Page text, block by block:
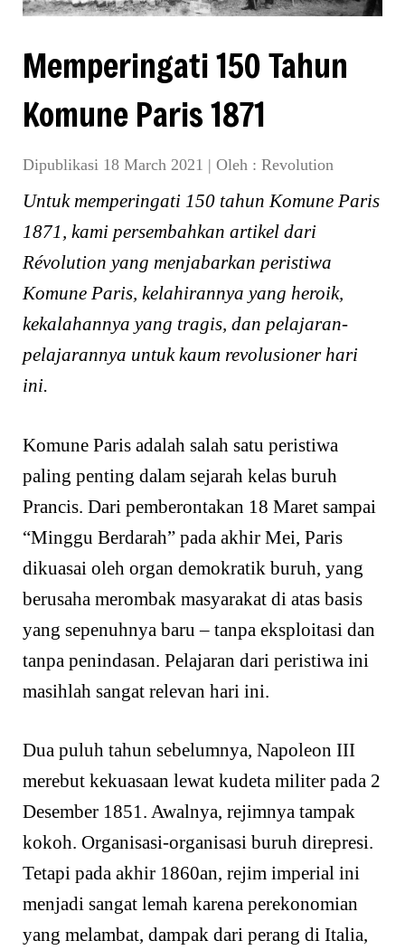
Memperingati 150 Tahun
Komune Paris 1871
Dipublikasi 18 March 2021 | Oleh : Revolution
Untuk memperingati 150 tahun Komune Paris
1871, kami persembahkan artikel dari
Révolution yang menjabarkan peristiwa
Komune Paris, kelahirannya yang heroik,
kekalahannya yang tragis, dan pelajaran-
pelajarannya untuk kaum revolusioner hari
ini.
Komune Paris adalah salah satu peristiwa
paling penting dalam sejarah kelas buruh
Prancis. Dari pemberontakan 18 Maret sampai
“Minggu Berdarah” pada akhir Mei, Paris
dikuasai oleh organ demokratik buruh, yang
berusaha merombak masyarakat di atas basis
yang sepenuhnya baru – tanpa eksploitasi dan
tanpa penindasan. Pelajaran dari peristiwa ini
masihlah sangat relevan hari ini.
Dua puluh tahun sebelumnya, Napoleon III
merebut kekuasaan lewat kudeta militer pada 2
Desember 1851. Awalnya, rejimnya tampak
kokoh. Organisasi-organisasi buruh direpresi.
Tetapi pada akhir 1860an, rejim imperial ini
menjadi sangat lemah karena perekonomian
yang melambat, dampak dari perang di Italia,